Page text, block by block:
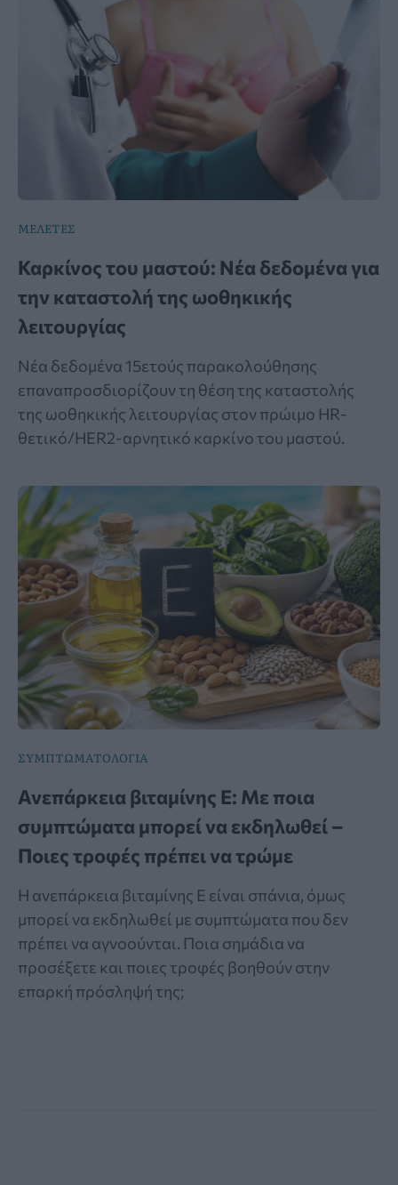
ΜΕΛΕΤΕΣ
Καρκίνος του μαστού: Νέα δεδομένα για
την καταστολή της ωοθηκικής
λειτουργίας
Νέα δεδομένα 15ετούς παρακολούθησης
επαναπροσδιορίζουν τη θέση της καταστολής
της ωοθηκικής λειτουργίας στον πρώιμο HR-
θετικό/HER2-αρνητικό καρκίνο του μαστού.
ΣΥΜΠΤΩΜΑΤΟΛΟΓΙΑ
Ανεπάρκεια βιταμίνης Ε: Με ποια
συμπτώματα μπορεί να εκδηλωθεί –
Ποιες τροφές πρέπει να τρώμε
Η ανεπάρκεια βιταμίνης Ε είναι σπάνια, όμως
μπορεί να εκδηλωθεί με συμπτώματα που δεν
πρέπει να αγνοούνται. Ποια σημάδια να
προσέξετε και ποιες τροφές βοηθούν στην
επαρκή πρόσληψή της;